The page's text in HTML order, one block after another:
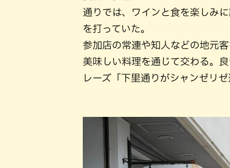
通りでは、ワインと食を楽しみ
を打っていた。
参加店の常連や知人などの地元
美味しい料理を通じて交わる。
レーズ「下里通りがシャンゼリ